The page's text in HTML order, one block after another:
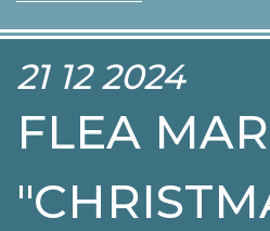
21 12 2024
FLEA